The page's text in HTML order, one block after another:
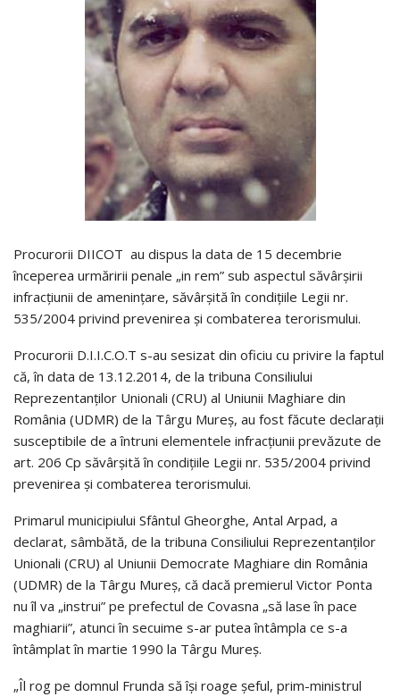
Procurorii DIICOT au dispus la data de 15 decembrie
începerea urmăririi penale „in rem” sub aspectul săvârşirii
infracţiunii de ameninţare, săvârşită în condiţiile Legii nr.
535/2004 privind prevenirea şi combaterea terorismului.
Procurorii D.I.I.C.O.T s-au sesizat din oficiu cu privire la faptul
că, în data de 13.12.2014, de la tribuna Consiliului
Reprezentanţilor Unionali (CRU) al Uniunii Maghiare din
România (UDMR) de la Târgu Mureş, au fost făcute declaraţii
susceptibile de a întruni elementele infracţiunii prevăzute de
art. 206 Cp săvârşită în condiţiile Legii nr. 535/2004 privind
prevenirea şi combaterea terorismului.
Primarul municipiului Sfântul Gheorghe, Antal Arpad, a
declarat, sâmbătă, de la tribuna Consiliului Reprezentanţilor
Unionali (CRU) al Uniunii Democrate Maghiare din România
(UDMR) de la Târgu Mureş, că dacă premierul Victor Ponta
nu îl va „instrui” pe prefectul de Covasna „să lase în pace
maghiarii”, atunci în secuime s-ar putea întâmpla ce s-a
întâmplat în martie 1990 la Târgu Mureş.
„Îl rog pe domnul Frunda să îşi roage şeful, prim-ministrul